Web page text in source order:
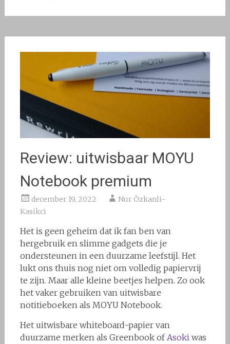
Review: uitwisbaar MOYU
Notebook premium
december 19, 2022
Nur Özkanli-
Kasikci
Het is geen geheim dat ik fan ben van
hergebruik en slimme gadgets die je
ondersteunen in een duurzame leefstijl. Het
lukt ons thuis nog niet om volledig papiervrij
te zijn. Maar alle kleine beetjes helpen. Zo ook
het vaker gebruiken van uitwisbare
notitieboeken als MOYU Notebook.
Het uitwisbare whiteboard-papier van
duurzame merken als Greenbook ofAsokiwas